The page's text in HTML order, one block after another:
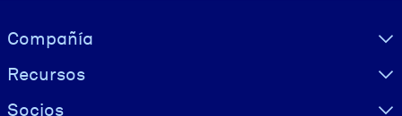
Visually hidden Text
Compañía
Recursos
Socios